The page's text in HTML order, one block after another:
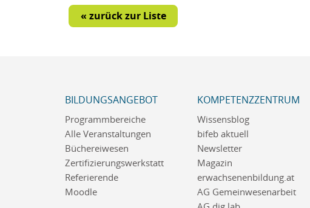
« zurück zur Liste
BILDUNGSANGEBOT
Programmbereiche
Alle Veranstaltungen
Büchereiwesen
Zertifizierungswerkstatt
Referierende
Moodle
KOMPETENZZENTRUM
Wissensblog
bifeb aktuell
Newsletter
Magazin
erwachsenenbildung.at
AG Gemeinwesenarbeit